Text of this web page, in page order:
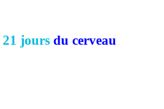
21 joursdu cerveau